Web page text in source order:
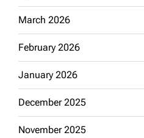
March 2026
February 2026
January 2026
December 2025
November 2025